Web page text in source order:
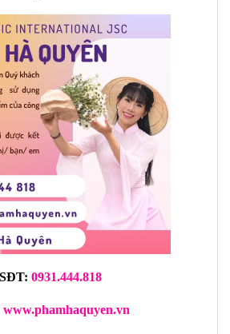
SĐT: 0931.444.818
www.phamhaquyen.vn